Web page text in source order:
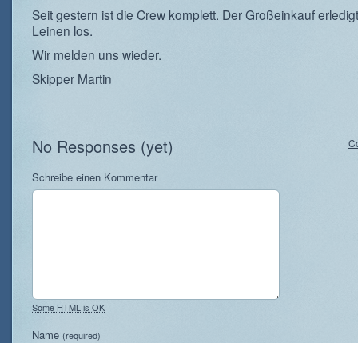
Seit gestern ist die Crew komplett. Der Großeinkauf
Leinen los.
Wir melden uns wieder.
Skipper Martin
No Responses (yet)
Schreibe einen Kommentar
Some HTML is OK
Name (required)